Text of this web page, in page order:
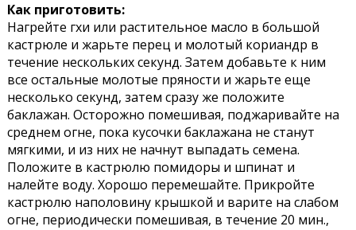
Как приготовить:
Нагрейте гхи или растительное масло в большой
кастрюле и жарьте перец и молотый кориандр в
течение нескольких секунд. Затем добавьте к ним
все остальные молотые пряности и жарьте еще
несколько секунд, затем сразу же положите
баклажан. Осторожно помешивая, поджаривайте на
среднем огне, пока кусочки баклажана не станут
мягкими, и из них не начнут выпадать семена.
Положите в кастрюлю помидоры и шпинат и
налейте воду. Хорошо перемешайте. Прикройте
кастрюлю наполовину крышкой и варите на слабом
огне, периодически помешивая, в течение 20 мин.,